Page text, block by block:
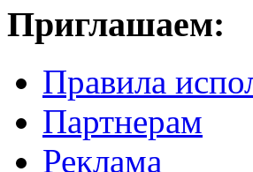
Приглашаем:
Правила
Партнерам
Реклама